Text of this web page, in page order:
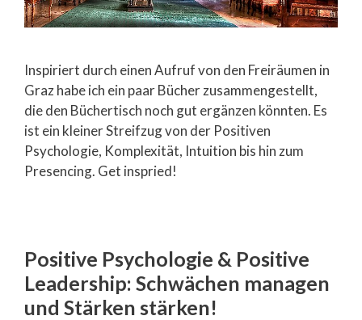
Inspiriert durch einen Aufruf von den Freiräumen in
Graz habe ich ein paar Bücher zusammengestellt,
die den Büchertisch noch gut ergänzen könnten. Es
ist ein kleiner Streifzug von der Positiven
Psychologie, Komplexität, Intuition bis hin zum
Presencing. Get inspried!
Positive Psychologie & Positive
Leadership: Schwächen managen
und Stärken stärken!